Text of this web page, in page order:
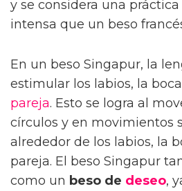
y se considera una
intensa que un beso
En un beso Singapur, la
estimular los labios, la
pareja. Esto se logra al
círculos y en movimientos
alrededor de los labios, la
pareja. El beso Singapur
como un beso de deseo,